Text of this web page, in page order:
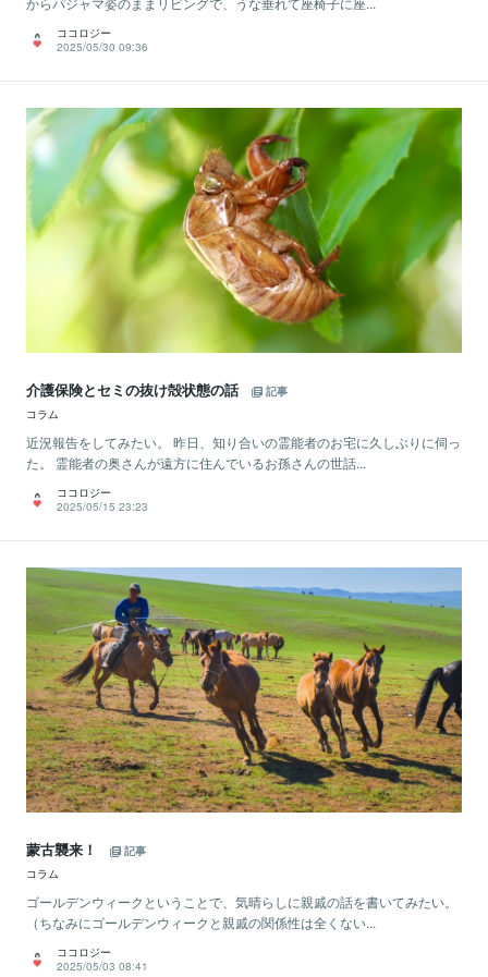
ココロジー
2025/05/30 09:36
介護保険とセミの抜け殻状態の話
記事
コラム
近況報告をしてみたい。 昨日、知り合いの霊能者のお宅に久しぶりに伺っ
た。 霊能者の奥さんが遠方に住んでいるお孫さんの世話...
ココロジー
2025/05/15 23:23
蒙古襲来！
記事
コラム
ゴールデンウィークということで、気晴らしに親戚の話を書いてみたい。
（ちなみにゴールデンウィークと親戚の関係性は全くない...
ココロジー
2025/05/03 08:41